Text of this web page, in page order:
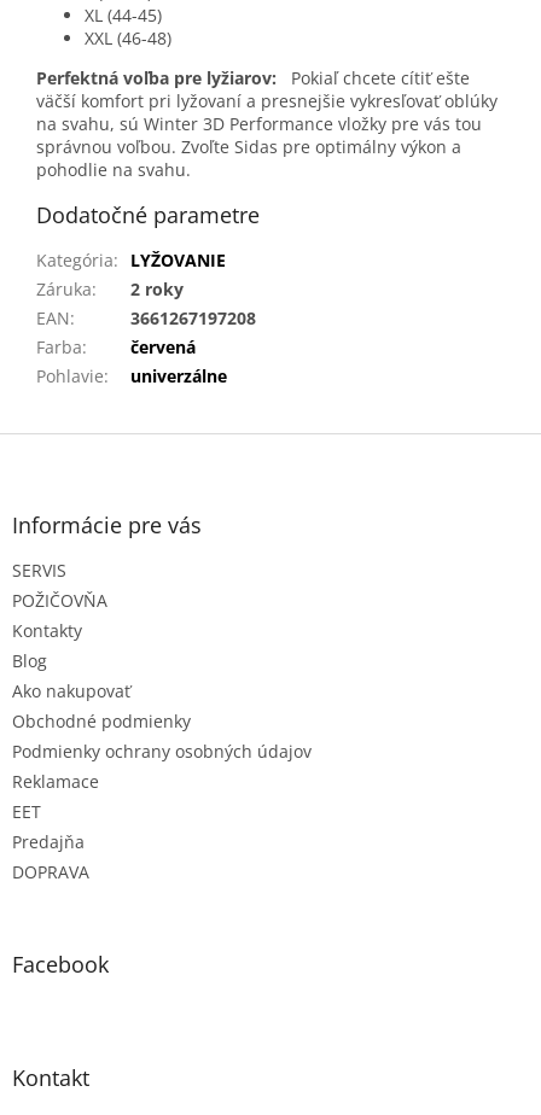
XL (44-45)
XXL (46-48)
Perfektná voľba pre lyžiarov:
Pokiaľ chcete cítiť ešte
väčší komfort pri lyžovaní a presnejšie vykresľovať oblúky
na svahu, sú Winter 3D Performance vložky pre vás tou
správnou voľbou. Zvoľte Sidas pre optimálny výkon a
pohodlie na svahu.
Dodatočné parametre
Kategória:
LYŽOVANIE
Záruka:
2 roky
EAN:
3661267197208
Farba:
červená
Pohlavie: univerzálne
Z
Informácie pre vás
SERVIS
POŽIČOVŇA
Kontakty
Blog
Ako nakupovať
Obchodné podmienky
Podmienky ochrany osobných údajov
Reklamace
EET
Predajňa
DOPRAVA
Facebook
Kontakt